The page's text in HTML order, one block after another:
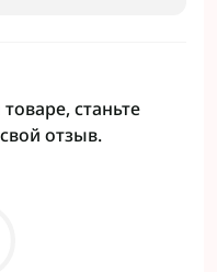
станьте
отзыв.